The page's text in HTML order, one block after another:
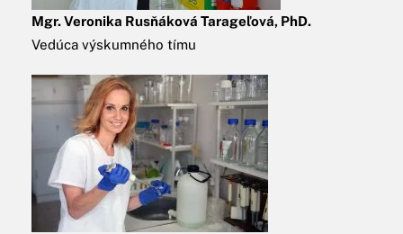
Mgr. Veronika Rusňáková Tarageľová, PhD.
Vedúca výskumného tímu